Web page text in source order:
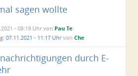
sagen wollte
- 08:19 Uhr von Pau Te
07.11.2021 - 11:17 UhrvonChe
durch E-